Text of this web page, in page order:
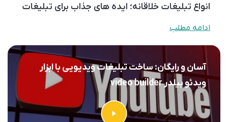
آسان و رایگان: ساخت تبلیغات ویدیویی با ابزار
ویدئو بیلدر video builder
انواع تبلیغات خلاقانه؛ ایده های جذاب برای تبلیغات
ادامه مطلب